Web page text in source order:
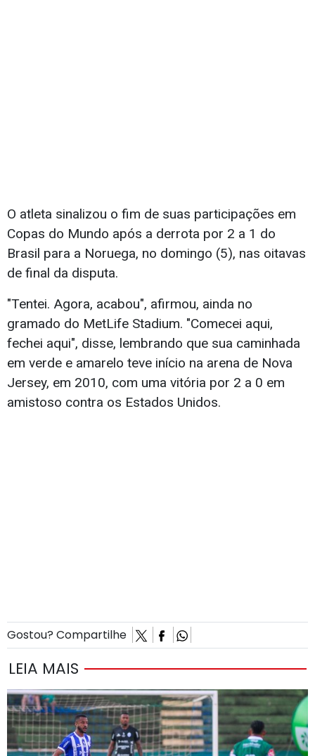
O atleta sinalizou o fim de suas participações em
Copas do Mundo após a derrota por 2 a 1 do
Brasil para a Noruega, no domingo (5), nas oitavas
de final da disputa.
"Tentei. Agora, acabou", afirmou, ainda no
gramado do MetLife Stadium. "Comecei aqui,
fechei aqui", disse, lembrando que sua caminhada
em verde e amarelo teve início na arena de Nova
Jersey, em 2010, com uma vitória por 2 a 0 em
amistoso contra os Estados Unidos.
Gostou? Compartilhe
LEIA MAIS